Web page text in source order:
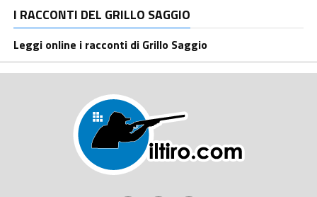
I RACCONTI DEL GRILLO SAGGIO
Leggi online i racconti di Grillo Saggio